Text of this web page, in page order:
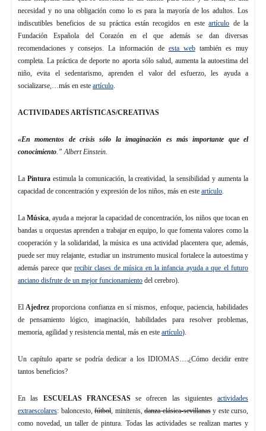
necesidad y no una obligación como lo es para la mayoría de los adultos. Los
indiscutibles beneficios de su práctica están recogidos en esteartículo de la
Fundación Española del Corazón en el que además se dan diversas
recomendaciones y consejos. La información de esta webtambién es muy
completa. La práctica de deporte no aporta sólo salud, aumenta la autoestima del
niño, evita el sedentarismo, aprenden el valor del esfuerzo, les ayuda a
socializarse,…más en este artículo.
ACTIVIDADES ARTÍSTICAS/CREATIVAS
«En momentos de crisis sólo la imaginación es más importante que el
conocimiento.” Albert Einstein.
La Pintura estimula la comunicación, la creatividad, la sensibilidad y aumenta la
capacidad de concentración y expresión de los niños, más en este artículo.
La Música, ayuda a mejorar la capacidad de concentración, los niños que tocan en
bandas u orquestas aprenden a trabajar en equipo, lo que fomenta valores como la
cooperación y la solidaridad, la música es una actividad placentera que, además,
puede ser muy relajante, estudiar un instrumento musical fortalece la autoestima y
además parece querecibir clases de música en la infancia ayuda a que el futuro
anciano disfrute de un mejor funcionamiento del cerebro).
El Ajedrez proporciona confianza en sí mismos, enfoque, paciencia, habilidades
de pensamiento lógico, imaginación, habilidades para resolver problemas,
memoria, agilidad y resistencia mental, más en este artículo).
Un capítulo aparte se podría dedicar a los IDIOMAS….¿Cómo decidir entre
tantos beneficios?
En las ESCUELAS FRANCESASse ofrecen las siguientes actividades
extraescolares: baloncesto, fútbol, minitenis, danza clásica-sevillanasy este curso,
como novedad, un taller de pintura. Todas las actividades se realizan martes y